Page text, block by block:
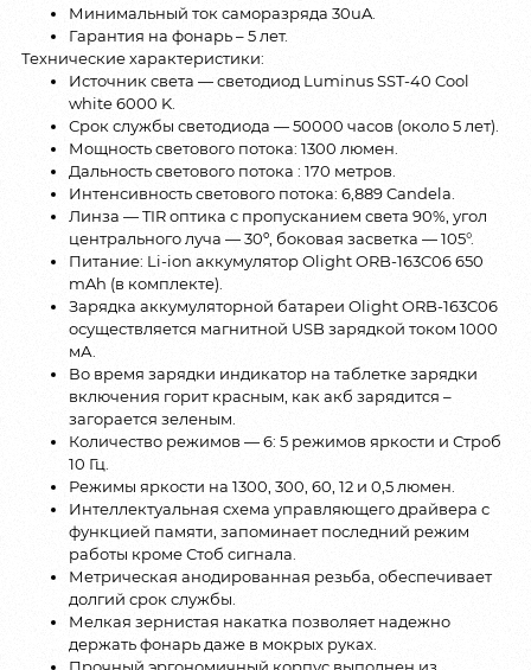
Минимальный ток саморазряда 30uA.
Гарантия на фонарь – 5 лет.
Технические характеристики:
Источник света — светодиод Luminus SST-40 Cool
white 6000 K.
Срок службы светодиода — 50000 часов (около 5 лет).
Мощность светового потока: 1300 люмен.
Дальность светового потока : 170 метров.
Интенсивность светового потока: 6,889 Candela.
Линза — TIR оптика с пропусканием света 90%, угол
центрального луча — 30º, боковая засветка — 105°.
Питание: Li-ion аккумулятор Olight ORB-163C06 650
mAh (в комплекте).
Зарядка аккумуляторной батареи Olight ORB-163C06
осуществляется магнитной USB зарядкой током 1000
мА.
Во время зарядки индикатор на таблетке зарядки
включения горит красным, как акб зарядится –
загорается зеленым.
Количество режимов — 6: 5 режимов яркости и Строб
10 Гц.
Режимы яркости на 1300, 300, 60, 12 и 0,5 люмен.
Интеллектуальная схема управляющего драйвера с
функцией памяти, запоминает последний режим
работы кроме Стоб сигнала.
Метрическая анодированная резьба, обеспечивает
долгий срок службы.
Мелкая зернистая накатка позволяет надежно
держать фонарь даже в мокрых руках.